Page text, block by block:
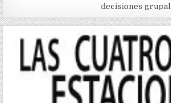
decisiones grupal